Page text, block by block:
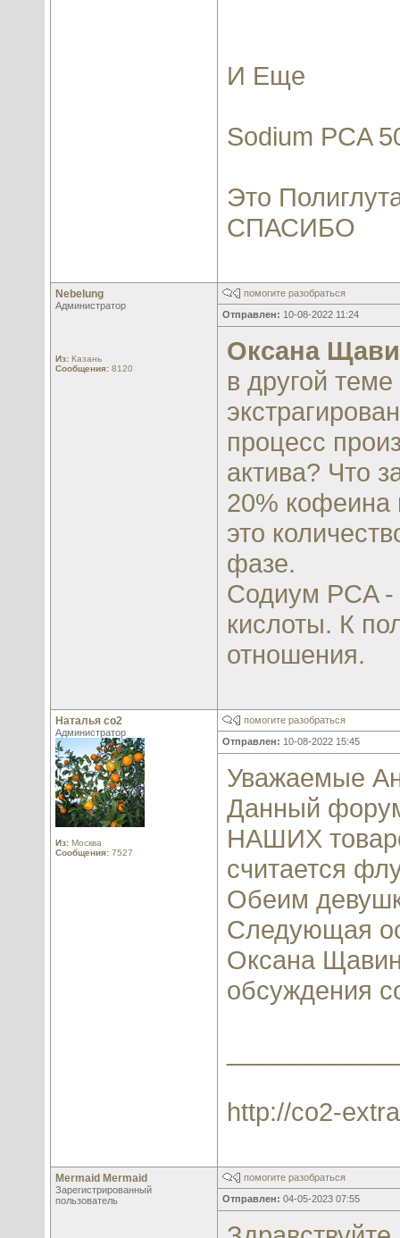
И Еще
Sodium PCA
Это
СПАСИБО
Nebelung
Администратор
Из: Казань
Сообщения: 8120
помогите разобраться
Отправлен: 10-08-2022 11:24
Оксана
в другой
процесс
актива? Что
20% кофеина
это
фазе.
Содиум PCA -
кислоты. К
отношения.
Наталья со2
Администратор
Из: Москва
Сообщения: 7527
помогите разобраться
Отправлен: 10-08-2022 15:45
Уважаемые
Данный
НАШИХ
считается
Обеим
Следующая
Оксана
обсуждения
http://co2-
Mermaid Mermaid
Зарегистрированный
пользователь
помогите разобраться
Отправлен: 04-05-2023 07:55